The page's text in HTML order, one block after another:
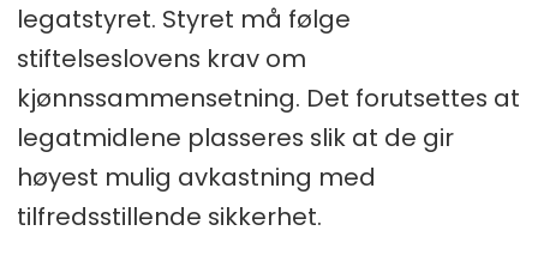
legatstyret. Styret må følge
stiftelseslovens krav om
kjønnssammensetning. Det forutsettes at
legatmidlene plasseres slik at de gir
høyest mulig avkastning med
tilfredsstillende sikkerhet.